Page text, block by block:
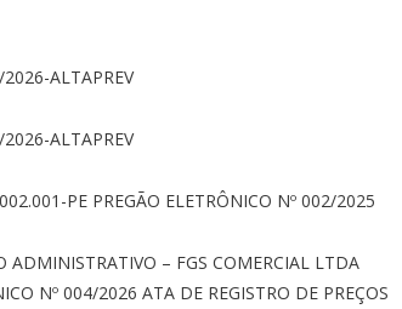
ALTAPREV
ALTAPREV
PE PREGÃO ELETRÔNICO Nº 002/2025
– FGS COMERCIAL LTDA
Nº 004/2026 ATA DE REGISTRO DE PREÇOS